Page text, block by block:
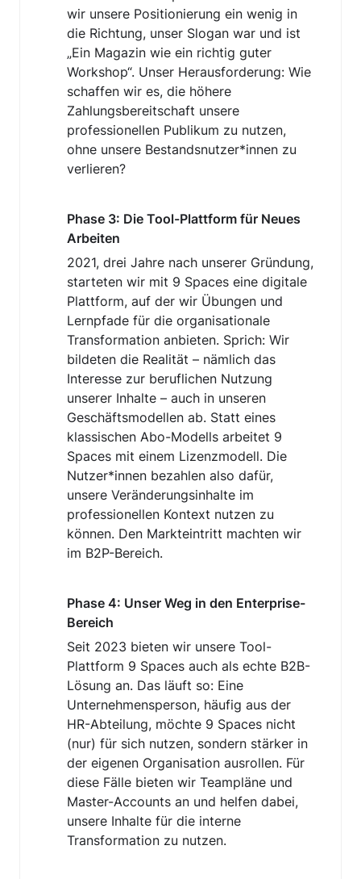
wir unsere Positionierung ein wenig in
die Richtung, unser Slogan war und ist
„Ein Magazin wie ein richtig guter
Workshop“. Unser Herausforderung: Wie
schaffen wir es, die höhere
Zahlungsbereitschaft unsere
professionellen Publikum zu nutzen,
ohne unsere Bestandsnutzer*innen zu
verlieren?
Phase 3: Die Tool-Plattform für Neues
Arbeiten
2021, drei Jahre nach unserer Gründung,
starteten wir mit 9 Spaces eine digitale
Plattform, auf der wir Übungen und
Lernpfade für die organisationale
Transformation anbieten. Sprich: Wir
bildeten die Realität – nämlich das
Interesse zur beruflichen Nutzung
unserer Inhalte – auch in unseren
Geschäftsmodellen ab. Statt eines
klassischen Abo-Modells arbeitet 9
Spaces mit einem Lizenzmodell. Die
Nutzer*innen bezahlen also dafür,
unsere Veränderungsinhalte im
professionellen Kontext nutzen zu
können. Den Markteintritt machten wir
im B2P-Bereich.
Phase 4: Unser Weg in den Enterprise-
Bereich
Seit 2023 bieten wir unsere Tool-
Plattform 9 Spaces auch als echte B2B-
Lösung an. Das läuft so: Eine
Unternehmensperson, häufig aus der
HR-Abteilung, möchte 9 Spaces nicht
(nur) für sich nutzen, sondern stärker in
der eigenen Organisation ausrollen. Für
diese Fälle bieten wir Teampläne und
Master-Accounts an und helfen dabei,
unsere Inhalte für die interne
Transformation zu nutzen.